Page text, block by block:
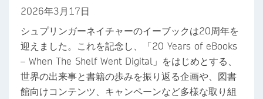
2026年3月17日
シュプリンガーネイチャーのイーブックは20周年を
迎えました。これを記念し、「20 Years of eBooks
– When The Shelf Went Digital」をはじめとする、
世界の出来事と書籍の歩みを振り返る企画や、図書
館向けコンテンツ、キャンペーンなど多様な取り組